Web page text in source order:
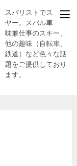
スバリストでスキー
ヤー。スバル車、趣
味兼仕事のスキー、
他の趣味（自転車、
鉄道）など色々な話
題をご提供しており
ます。